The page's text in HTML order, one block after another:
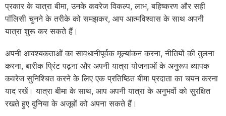
प्रकार के यात्रा बीमा, उनके कवरेज विकल्प, लाभ, बहिष्करण और सही
पॉलिसी चुनने के तरीके को समझकर, आप आत्मविश्वास के साथ अपनी
यात्रा शुरू कर सकते हैं।
अपनी आवश्यकताओं का सावधानीपूर्वक मूल्यांकन करना, नीतियों की तुलना
करना, बारीक प्रिंट पढ़ना और अपनी यात्रा योजनाओं के अनुरूप व्यापक
कवरेज सुनिश्चित करने के लिए एक प्रतिष्ठित बीमा प्रदाता का चयन करना
याद रखें। यात्रा बीमा के साथ, आप अपनी यात्रा के अनुभवों को सुरक्षित
रखते हुए दुनिया के अजूबों को अपना सकते हैं।